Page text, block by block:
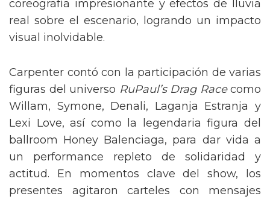
coreografía impresionante y efectos de lluvia
real sobre el escenario, logrando un impacto
visual inolvidable.
Carpenter contó con la participación de varias
figuras del universo RuPaul’s Drag Racecomo
Willam, Symone, Denali, Laganja Estranja y
Lexi Love, así como la legendaria figura del
ballroom Honey Balenciaga, para dar vida a
un performance repleto de solidaridad y
actitud. En momentos clave del show, los
presentes agitaron carteles con mensajes